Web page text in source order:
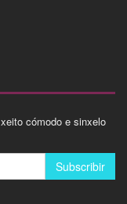
cómodo e sinxelo
Subscribir